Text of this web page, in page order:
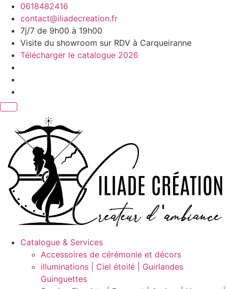
Aller
contenu
0618482416
contact@iliadecreation.fr
7j/7 de 9h00 à 19h00
Visite du showroom sur RDV à Carqueiranne
Télécharger le catalogue 2026
Catalogue & Services
Accessoires de cérémonie et décors
illuminations | Ciel étoilé | Guirlandes
Guinguettes